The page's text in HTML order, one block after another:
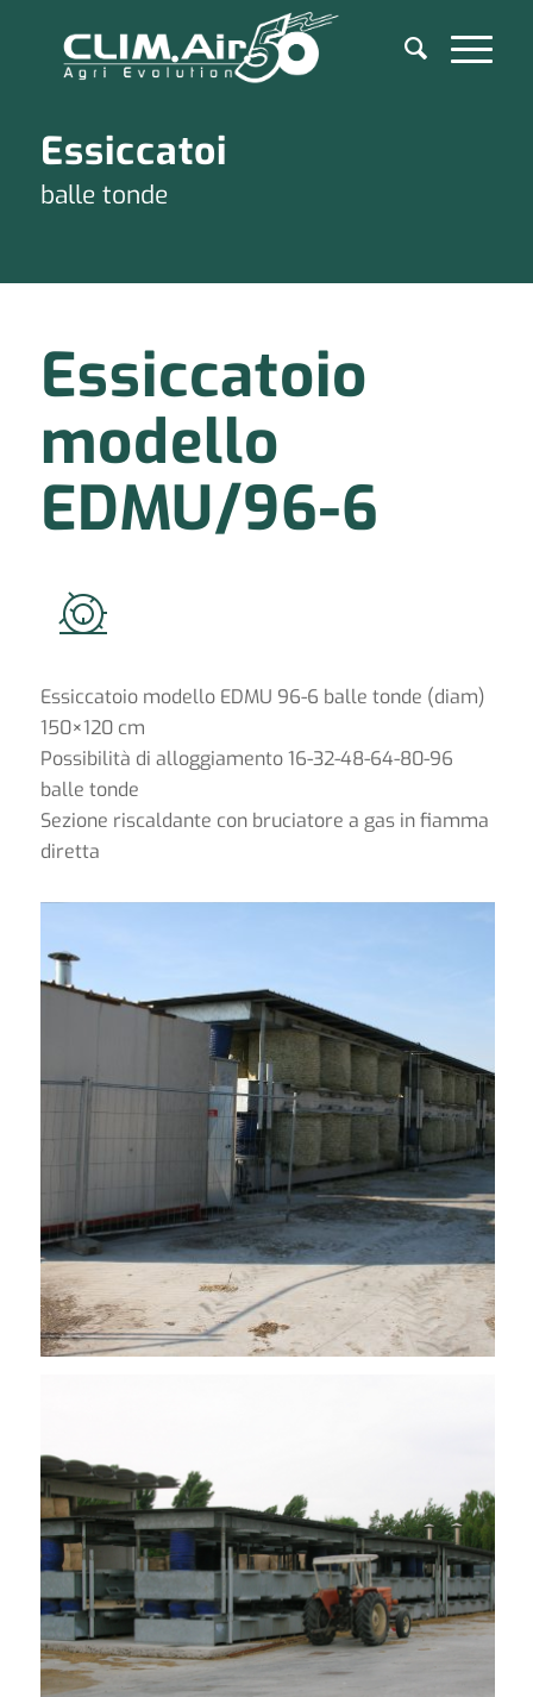
Essiccatoi
balle tonde
Essiccatoio
modello
EDMU/96-6
Essiccatoio modello EDMU 96-6 balle tonde (diam)
150×120 cm
Possibilità di alloggiamento 16-32-48-64-80-96
balle tonde
Sezione riscaldante con bruciatore a gas in fiamma
diretta